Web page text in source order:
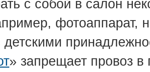
с собой в салон
фотоаппарат,
детскими
» запрещает провоз в